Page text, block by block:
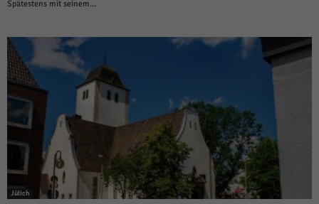
Spätestens mit seinem...
Jülich